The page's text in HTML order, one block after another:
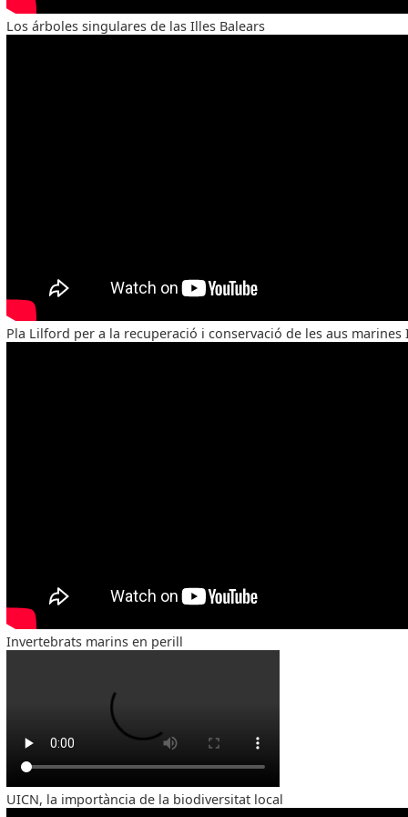
Los árboles singulares de las Illes Balears
Pla Lilford per a la recuperació i conservació de les aus marines
Invertebrats marins en perill
UICN, la importància de la biodiversitat local